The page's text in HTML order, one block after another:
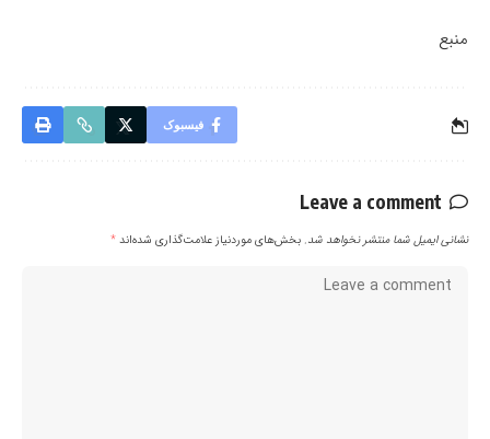
منبع
فیسبوک
Leave a comment
نشانی ایمیل شما منتشر نخواهد شد. بخش‌های موردنیاز علامت‌گذاری شده‌اند*